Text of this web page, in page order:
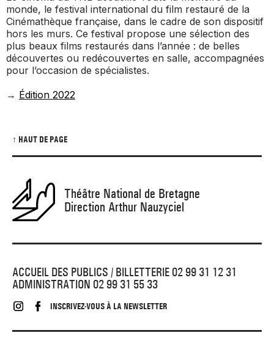
monde, le festival international du film restauré de la
Cinémathèque française, dans le cadre de son dispositif
hors les murs. Ce festival propose une sélection des
plus beaux films restaurés dans l’année : de belles
découvertes ou redécouvertes en salle, accompagnées
pour l’occasion de spécialistes.
→ Édition 2022
↑ HAUT DE PAGE
Théâtre National de Bretagne
Direction Arthur Nauzyciel
ACCUEIL DES PUBLICS / BILLETTERIE 02 99 31 12 31
ADMINISTRATION 02 99 31 55 33
INSCRIVEZ-VOUS À LA NEWSLETTER